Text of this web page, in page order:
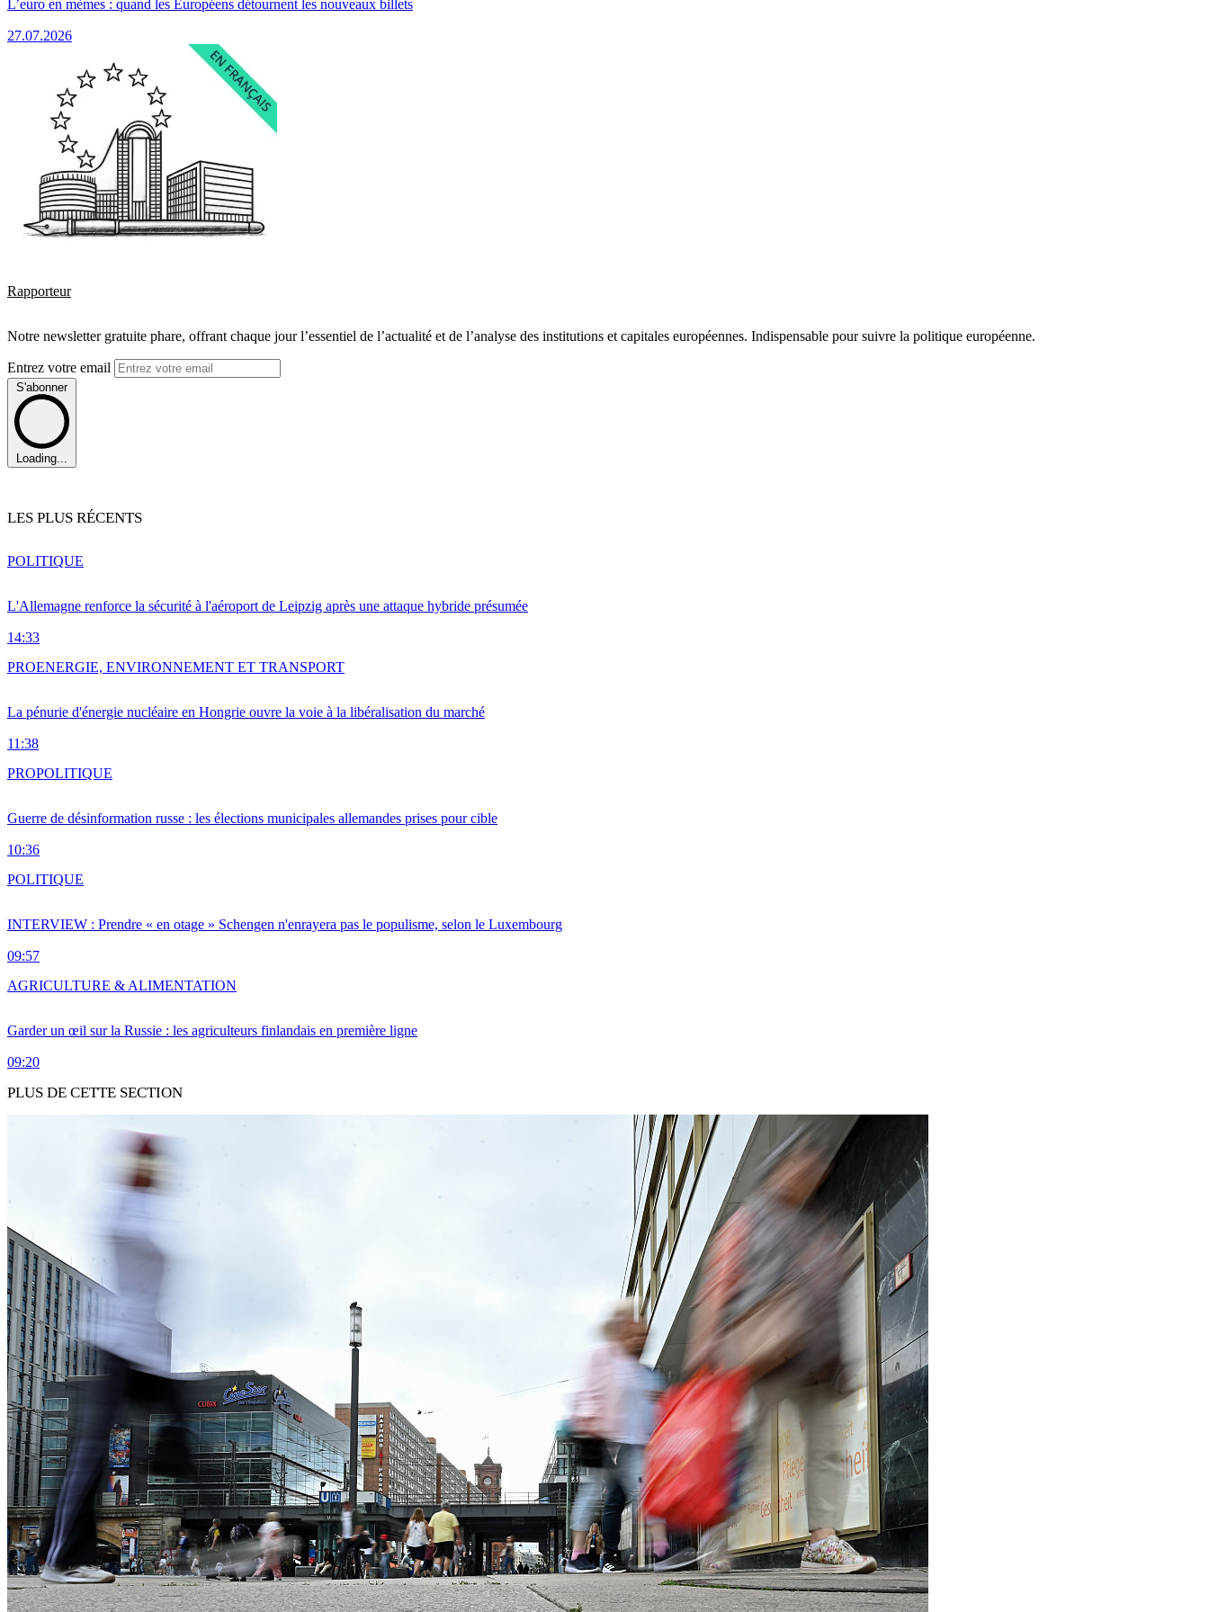
L’euro en mèmes : quand les Européens détournent les nouveaux billets
27.07.2026
Rapporteur
Notre newsletter gratuite phare, offrant chaque jour l’essentiel de l’actualité et de l’analyse des institutions et capitales européennes. Indispensable pour suivre la politique européenne.
Entrez votre email
S'abonner
Loading...
LES PLUS RÉCENTS
L'Allemagne renforce la sécurité à l'aéroport de Leipzig après une attaque hybride présumée
14:33
POLITIQUE
La pénurie d'énergie nucléaire en Hongrie ouvre la voie à la libéralisation du marché
11:38
PROENERGIE, ENVIRONNEMENT ET TRANSPORT
Guerre de désinformation russe : les élections municipales allemandes prises pour cible
10:36
PROPOLITIQUE
INTERVIEW : Prendre « en otage » Schengen n'enrayera pas le populisme, selon le Luxembourg
09:57
POLITIQUE
Garder un œil sur la Russie : les agriculteurs finlandais en première ligne
09:20
AGRICULTURE & ALIMENTATION
PLUS DE CETTE SECTION